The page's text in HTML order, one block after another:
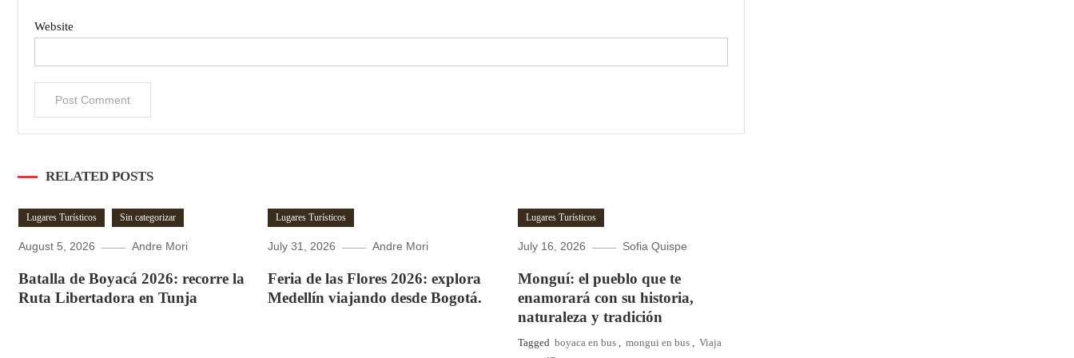
Website
RELATED POSTS
Lugares Turísticos Sin categorizar
August 5, 2026 Andre Mori
Batalla de Boyacá 2026: recorre la
Ruta Libertadora en Tunja
Lugares Turísticos
July 31, 2026 Andre Mori
Feria de las Flores 2026: explora
Medellín viajando desde Bogotá.
Lugares Turísticos
July 16, 2026 Sofia Quispe
Monguí: el pueblo que te
enamorará con su historia,
naturaleza y tradición
Tagged boyaca en bus , mongui en bus , Viaja